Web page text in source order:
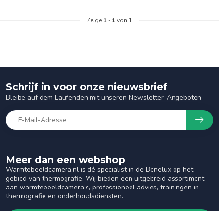
Zeige 1 - 1von 1
Meer dan een webshop
Warmtebeeldcamera.nl is dé specialist in de Benelux op het
gebied van thermografie. Wij bieden een uitgebreid assortiment
aan warmtebeeldcamera’s, professioneel advies, trainingen in
thermografie en onderhoudsdiensten.
Schrijf in voor onze nieuwsbrief
Bleibe auf dem Laufenden mit unseren Newsletter-Angeboten